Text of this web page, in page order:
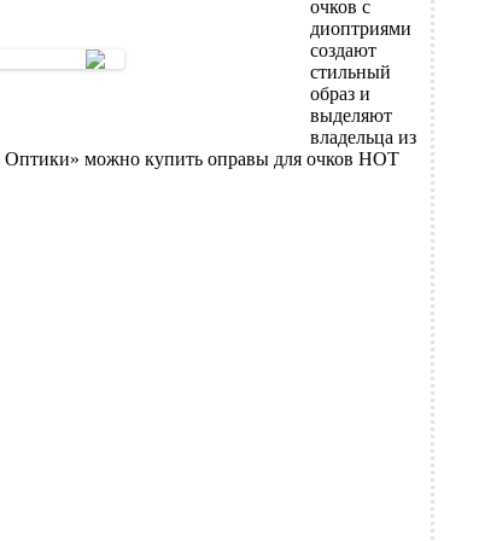
очков с
диоптриями
создают
стильный
образ и
выделяют
владельца из
можно купить оправы для очков HOT